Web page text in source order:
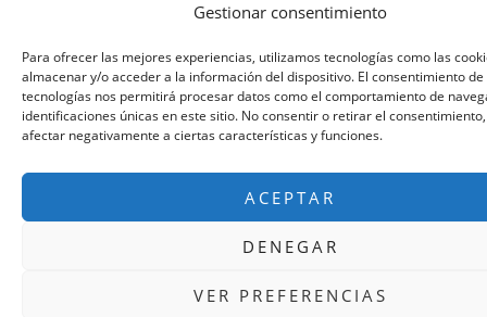
Gestionar consentimiento
Para ofrecer las mejores experiencias, utilizamos tecnologías como las
almacenar y/o acceder a la información del dispositivo. El consentimiento de
tecnologías nos permitirá procesar datos como el comportamiento de
identificaciones únicas en este sitio. No consentir o retirar el
afectar negativamente a ciertas características y funciones.
ACEPTAR
DENEGAR
VER PREFERENCIAS